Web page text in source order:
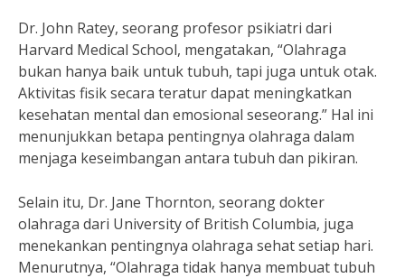
Dr. John Ratey, seorang profesor psikiatri dari
Harvard Medical School, mengatakan, “Olahraga
bukan hanya baik untuk tubuh, tapi juga untuk otak.
Aktivitas fisik secara teratur dapat meningkatkan
kesehatan mental dan emosional seseorang.” Hal ini
menunjukkan betapa pentingnya olahraga dalam
menjaga keseimbangan antara tubuh dan pikiran.
Selain itu, Dr. Jane Thornton, seorang dokter
olahraga dari University of British Columbia, juga
menekankan pentingnya olahraga sehat setiap hari.
Menurutnya, “Olahraga tidak hanya membuat tubuh